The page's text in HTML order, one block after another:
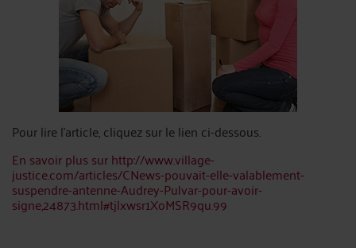
Pour lire l’article, cliquez sur le lien ci-dessous.
En savoir plus sur http://www.village-
justice.com/articles/CNews-pouvait-elle-valablement-
suspendre-antenne-Audrey-Pulvar-pour-avoir-
signe,24873.html#tjlxwsr1XoMSR9qu.99